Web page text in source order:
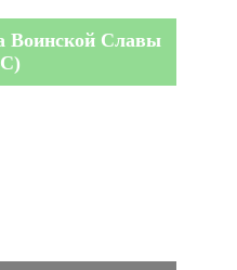
Воинской Славы